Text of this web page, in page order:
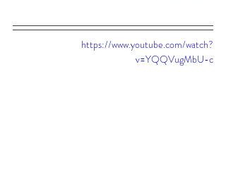
https://www.youtube.com/watch?
v=YQQVugMbU-c